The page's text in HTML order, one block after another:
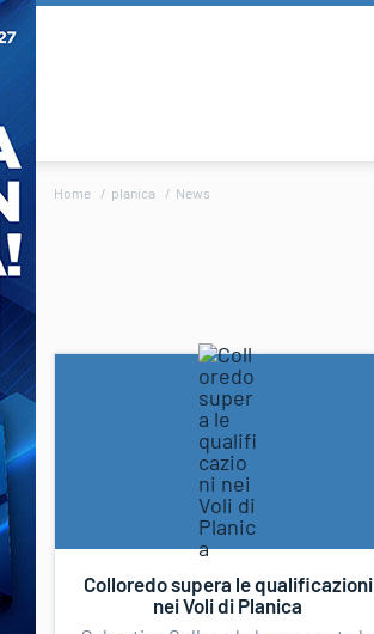
Home planica News
Colloredo supera le qualificazioni
nei Voli di Planica